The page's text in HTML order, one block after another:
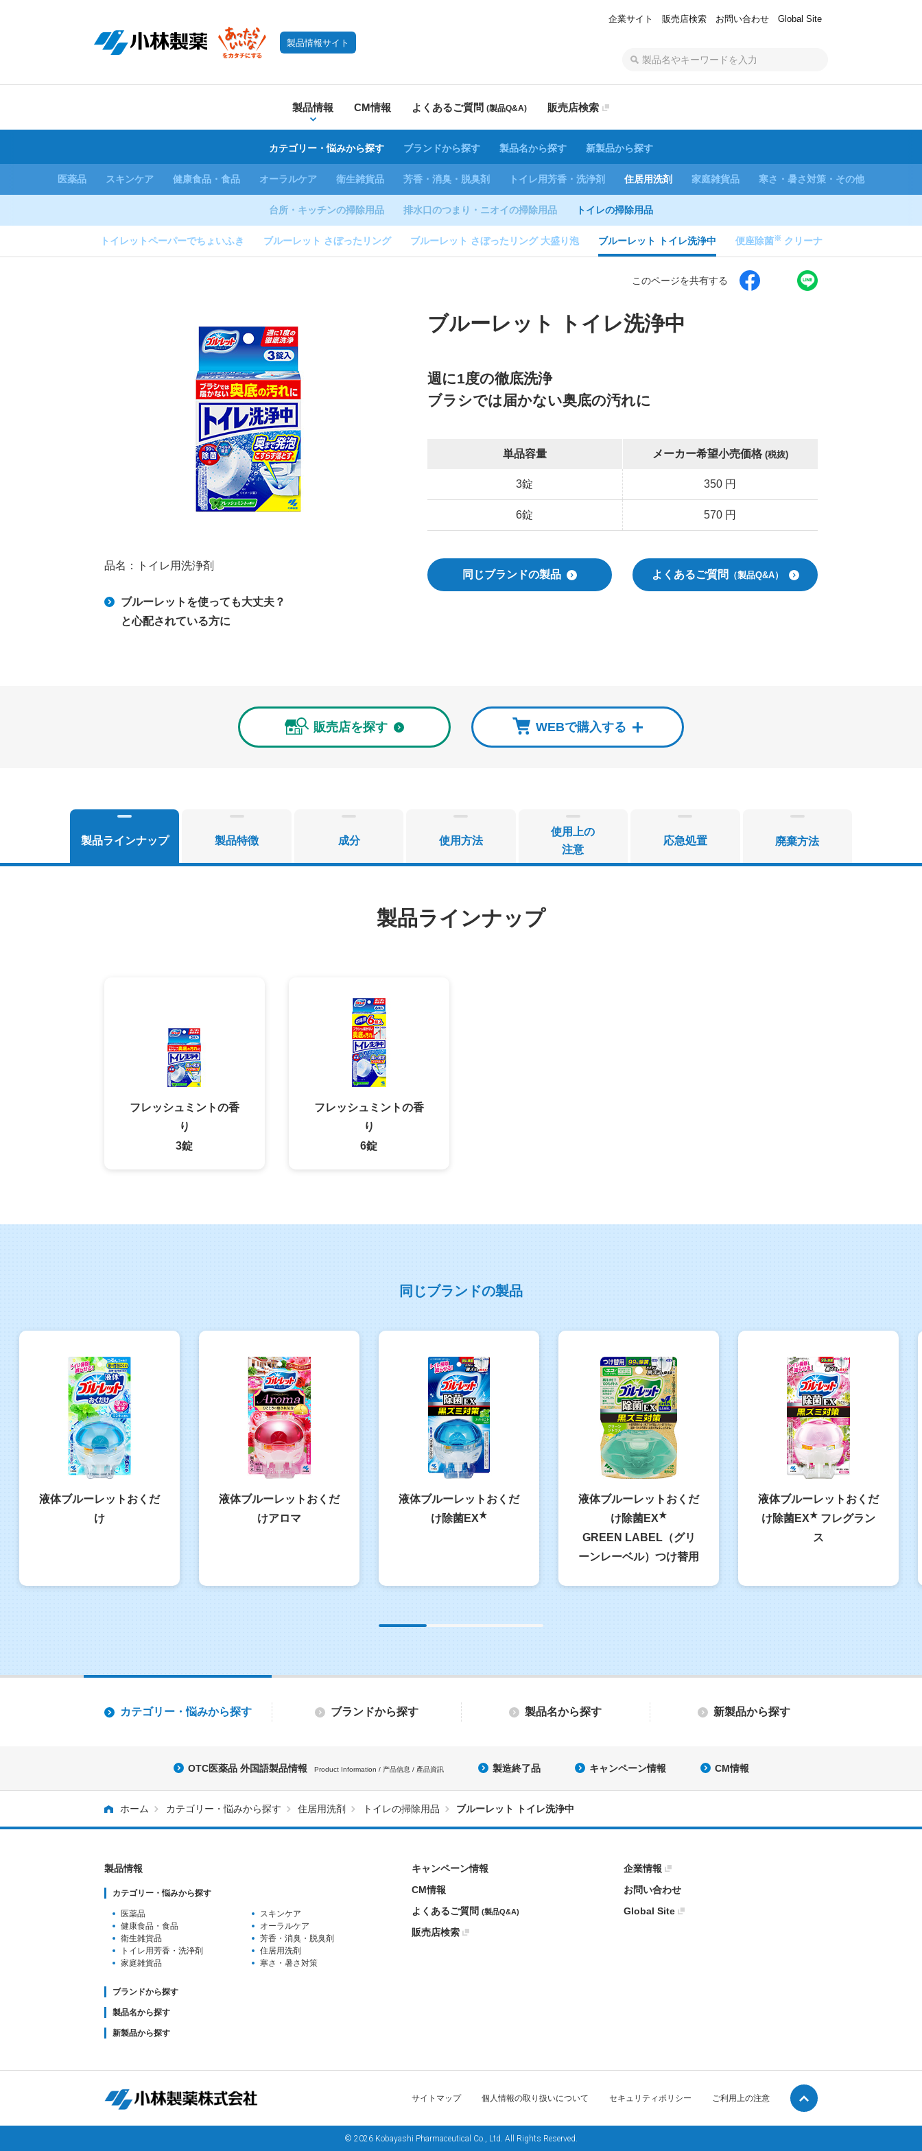
製品情報サイト
企業サイト 販売店検索 お問い合わせ Global Site
製品情報 CM情報 よくあるご質問 (製品Q&A) 販売店検索
カテゴリー・悩みから探す ブランドから探す 製品名から探す 新製品から探す
医薬品 スキンケア 健康食品・食品 オーラルケア 衛生雑貨品 芳香・消臭・脱臭剤 トイレ用芳香・洗浄剤 住居用洗剤 家庭雑貨品 寒さ・暑さ対策・その他
台所・キッチンの掃除用品 排水口のつまり・ニオイの掃除用品 トイレの掃除用品
トイレットペーパーでちょいふき ブルーレット さぼったリング ブルーレット さぼったリング 大盛り泡 ブルーレット トイレ洗浄中 便座除菌※ クリーナ
品名：トイレ用洗浄剤
ブルーレットを使っても大丈夫？
と心配されている方に
ブルーレット トイレ洗浄中
週に1度の徹底洗浄
ブラシでは届かない奥底の汚れに
単品容量 メーカー希望小売価格(税抜)
3錠 350 円
6錠 570 円
同じブランドの製品 よくあるご質問 （製品Q&A）
販売店を探す WEBで購入する
製品ラインナップ 製品特徴 成分 使用方法
使用上の
注意
応急処置 廃棄方法
製品ラインナップ
フレッシュミントの香
り
3錠
フレッシュミントの香
り
6錠
このページを共有する
同じブランドの製品
液体ブルーレットおくだ
け
液体ブルーレットおくだ
けアロマ
液体ブルーレットおくだ
け除菌EX★
液体ブルーレットおくだ
け除菌EX★
GREEN LABEL（グリ
ーンレーベル）つけ替用
液体ブルーレットおくだ
け除菌EX★ フレグラン
ス
カテゴリー・悩みから探す ブランドから探す 製品名から探す 新製品から探す
OTC医薬品 外国語製品情報 Product Information / 产品信息 / 產品資訊 製造終了品 キャンペーン情報 CM情報
ホーム カテゴリー・悩みから探す 住居用洗剤 トイレの掃除用品 ブルーレット トイレ洗浄中
製品情報
カテゴリー・悩みから探す
医薬品
スキンケア
健康食品・食品
オーラルケア
衛生雑貨品
芳香・消臭・脱臭剤
トイレ用芳香 ・洗浄剤
住居用洗剤
家庭雑貨品
寒さ・暑さ対策
ブランドから探す
製品名から探す
新製品から探す
キャンペーン情報
CM情報
よくあるご質問 (製品Q&A)
販売店検索
企業情報
お問い合わせ
Global Site
サイトマップ 個人情報の取り扱いについて セキュリティポリシー ご利用上の注意
© 2026 Kobayashi Pharmaceutical Co., Ltd. All Rights Reserved.